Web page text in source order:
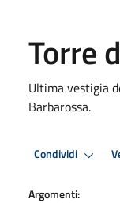
Torre
Ultima vestigia
Barbarossa.
Condividi
Argomenti: